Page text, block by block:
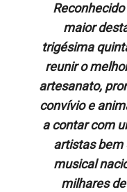
maior
trigésima
reunir o
artesanato,
convívio e
a contar com
artistas bem
musical
milhares